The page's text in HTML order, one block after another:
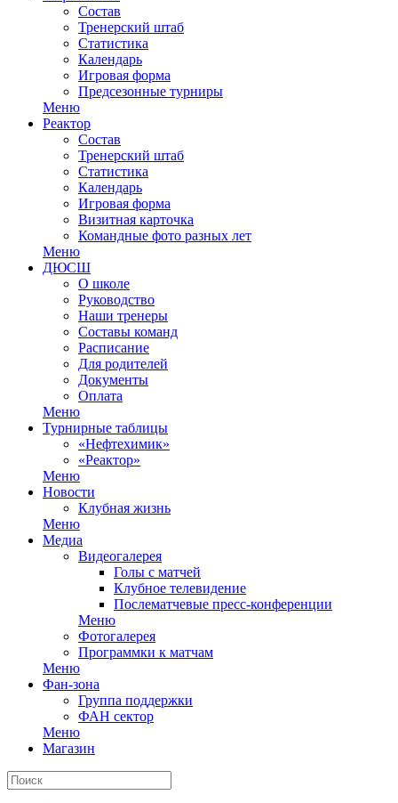
Состав
Тренерский штаб
Статистика
Календарь
Игровая форма
Предсезонные турниры
Меню
Реактор
Состав
Тренерский штаб
Статистика
Календарь
Игровая форма
Визитная карточка
Командные фото разных лет
Меню
ДЮСШ
О школе
Руководство
Наши тренеры
Составы команд
Расписание
Для родителей
Документы
Оплата
Меню
Турнирные таблицы
«Нефтехимик»
«Реактор»
Меню
Новости
Клубная жизнь
Меню
Медиа
Видеогалерея
Голы с матчей
Клубное телевидение
Послематчевые пресс-конференции
Меню
Фотогалерея
Программки к матчам
Меню
Фан-зона
Группа поддержки
ФАН сектор
Меню
Магазин